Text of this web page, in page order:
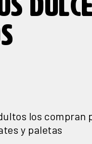
los compran
y paletas